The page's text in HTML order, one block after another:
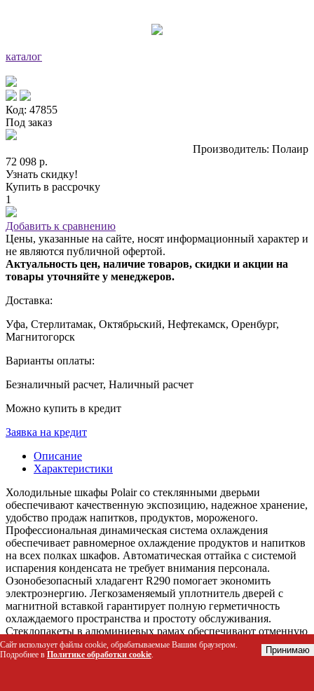
каталог
Код: 47855
Под заказ
Производитель: Полаир
72 098 р.
Узнать скидку!
Купить в рассрочку
1
Добавить к сравнению
Цены, указанные на сайте, носят информационный характер и
не являются публичной офертой.
Актуальность цен, наличие товаров, скидки и акции на
товары уточняйте у менеджеров.
Доставка:
Уфа, Стерлитамак, Октябрьский, Нефтекамск, Оренбург,
Магнитогорск
Варианты оплаты:
Безналичный расчет, Наличный расчет
Можно купить в кредит
Заявка на кредит
Описание
Характеристики
Холодильные шкафы Polair со стеклянными дверьми
обеспечивают качественную экспозицию, надежное хранение,
удобство продаж напитков, продуктов, мороженого.
Профессиональная динамическая система охлаждения
обеспечивает равномерное охлаждение продуктов и напитков
на всех полках шкафов. Автоматическая оттайка с системой
испарения конденсата не требует внимания персонала.
Озонобезопасный хладагент R290 помогает экономить
электроэнергию. Легкозаменяемый уплотнитель дверей с
магнитной вставкой гарантирует полную герметичность
охлаждаемого пространства и простоту обслуживания.
Стеклопакеты в алюминиевых рамах обеспечивают отменную
теплоизоляцию, безукоризненный внешний вид, удобство и
практичность. Механизм самозакрывания и возможность
Сайт использует файлы cookie, обрабатываемые Вашим браузером.
Подробнее в Политике обработки cookie. Принимаю